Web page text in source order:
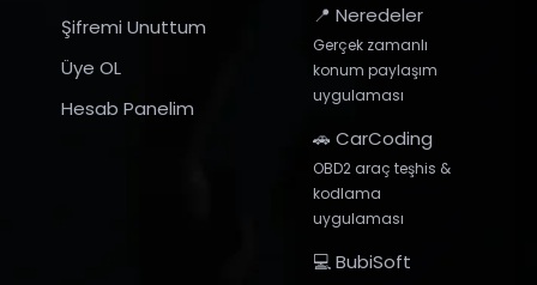
Şifremi Unuttum
Üye OL
Hesab Panelim
📍 Neredeler
Gerçek zamanlı
konum paylaşım
uygulaması
🚗 CarCoding
OBD2 araç teşhis &
kodlama
uygulaması
💻 BubiSoft